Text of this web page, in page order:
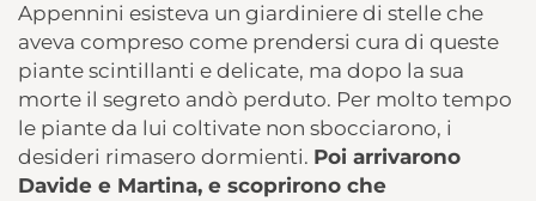
Appennini esisteva un giardiniere di stelle che
aveva compreso come prendersi cura di queste
piante scintillanti e delicate, ma dopo la sua
morte i l segreto andò perduto. Per molto tempo
le piante da lui coltivate non sbocciarono, i
desideri rimasero dormienti. Poi arrivarono
Davide e Martina, e scoprirono che